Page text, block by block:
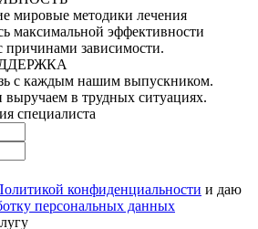
мировые методики лечения
максимальной эффективности
причинами зависимости.
с каждым нашим выпускником.
в трудных ситуациях.
специалиста
конфиденциальности и даю
персональных данных